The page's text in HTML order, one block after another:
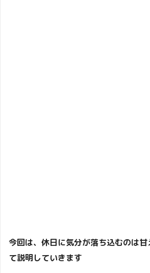
今回は、休日に気分が落ち込むのは
て説明していきます